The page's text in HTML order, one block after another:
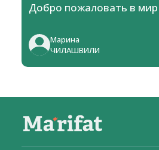
Добро пожаловать в
Марина
ЧИЛАШВИЛИ